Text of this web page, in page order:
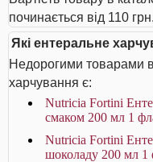
починається від 110 грн.
Які ентеральне
Недорогими товарами в
харчування є:
Nutricia Fortini
смаком 200 мл 1
Nutricia Fortini
шоколаду 200 мл 1